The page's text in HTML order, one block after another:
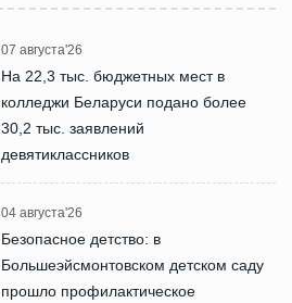
07 августа'26
На 22,3 тыс. бюджетных мест в
колледжи Беларуси подано более
30,2 тыс. заявлений
девятиклассников
04 августа'26
Безопасное детство: в
Большеэйсмонтовском детском саду
прошло профилактическое